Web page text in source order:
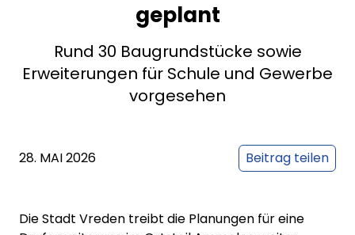
geplant
Rund 30 Baugrundstücke sowie
Erweiterungen für Schule und Gewerbe
vorgesehen
28. MAI 2026 Beitrag teilen
Die Stadt Vreden treibt die Planungen für eine